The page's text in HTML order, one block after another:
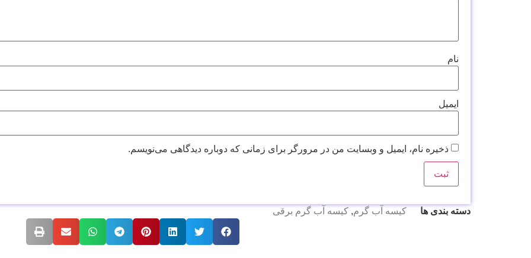
نام
ایمیل
ذخیره نام، ایمیل و وبسایت من در مرورگر برای زمانی که دوباره دیدگاهی می‌نویسم.
دسته بندی ها کیسه آب گرم, کیسه آب گرم برقی